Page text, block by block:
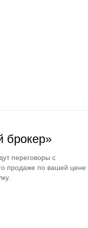
брокер»
переговоры с
продаже по вашей цене